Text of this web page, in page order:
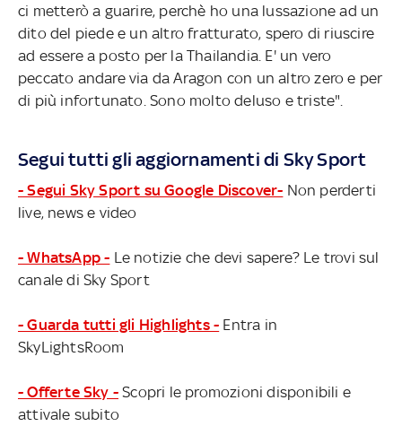
ci metterò a guarire, perchè ho una lussazione ad un
dito del piede e un altro fratturato, spero di riuscire
ad essere a posto per la Thailandia. E' un vero
peccato andare via da Aragon con un altro zero e per
di più infortunato. Sono molto deluso e triste".
Segui tutti gli aggiornamenti di Sky Sport
- Segui Sky Sport su Google Discover- Non perderti
live, news e video
- WhatsApp - Le notizie che devi sapere? Le trovi sul
canale di Sky Sport
- Guarda tutti gli Highlights - Entra in
SkyLightsRoom
- Offerte Sky - Scopri le promozioni disponibili e
attivale subito